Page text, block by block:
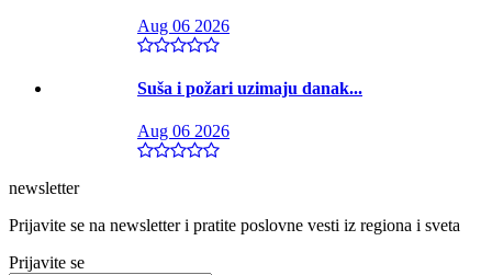
Aug 06 2026
Suša i požari uzimaju danak...
Aug 06 2026
newsletter
Prijavite se na newsletter i pratite poslovne vesti iz regiona i sveta
Prijavite se